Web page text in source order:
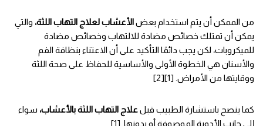
من الممكن أن يتم استخدام بعضالأعشاب لعلاج التهاب اللثة، والتي
يمكن أن تمتلك خصائص مضادة للالتهاب وخصائص مضادة
للميكروبات، لكن يجب دائمًا التأكيد على أن الاعتناء بنظافة الفم
والأسنان هي الخطوة الأولى والأساسية للحفاظ على صحة اللثة
ووقايتها من الأمراض. [1][2]
كما ينصح باستشارة الطبيب قبلعلاج التهاب اللثة بالأعشاب، سواء
إلى جانب الأدوية الموصوفة أو بدونها. [1]